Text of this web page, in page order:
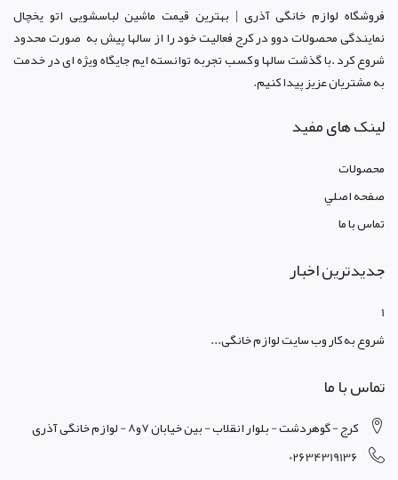
فروشگاه لوازم خانگی آذری | بهترین قیمت ماشین لباسشویی اتو یخچال
نمایندگی محصولات دوو در کرجفعالیت خود را از سالها پیش به صورت محدود
شروع کرد .با گذشت سالها و کسب تجربه توانسته ایم جایگاه ویژه ای در خدمت
به مشتریان عزیز پیدا کنیم.
لینک های مفید
محصولات
صفحه اصلي
تماس با ما
جدیدترین اخبار
1
شروع به کار وب سایت لوازم خانگی...
تماس با ما
کرج - گوهردشت - بلوار انقلاب - بین خیابان 7و8 - لوازم خانگی آذری
02634319136